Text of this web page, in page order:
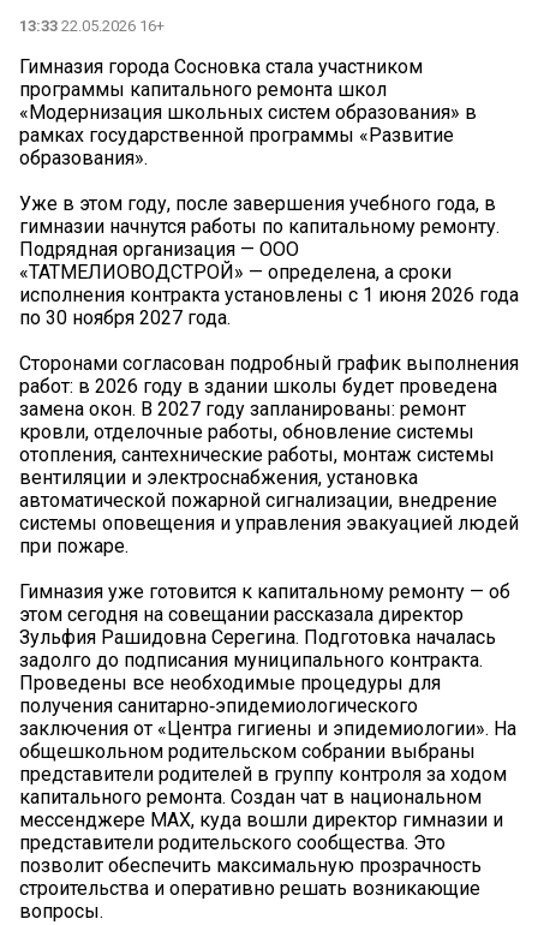
13:33 22.05.2026 16+
Гимназия города Сосновка стала участником
программы капитального ремонта школ
«Модернизация школьных систем образования» в
рамках государственной программы «Развитие
образования».
Уже в этом году, после завершения учебного года, в
гимназии начнутся работы по капитальному ремонту.
Подрядная организация — ООО
«ТАТМЕЛИОВОДСТРОЙ» — определена, а сроки
исполнения контракта установлены с 1 июня 2026 года
по 30 ноября 2027 года.
Сторонами согласован подробный график выполнения
работ: в 2026 году в здании школы будет проведена
замена окон. В 2027 году запланированы: ремонт
кровли, отделочные работы, обновление системы
отопления, сантехнические работы, монтаж системы
вентиляции и электроснабжения, установка
автоматической пожарной сигнализации, внедрение
системы оповещения и управления эвакуацией людей
при пожаре.
Гимназия уже готовится к капитальному ремонту — об
этом сегодня на совещании рассказала директор
Зульфия Рашидовна Серегина. Подготовка началась
задолго до подписания муниципального контракта.
Проведены все необходимые процедуры для
получения санитарно‑эпидемиологического
заключения от «Центра гигиены и эпидемиологии». На
общешкольном родительском собрании выбраны
представители родителей в группу контроля за ходом
капитального ремонта. Создан чат в национальном
мессенджере МАХ, куда вошли директор гимназии и
представители родительского сообщества. Это
позволит обеспечить максимальную прозрачность
строительства и оперативно решать возникающие
вопросы.